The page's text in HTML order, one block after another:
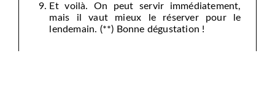
Et voilà. On peut servir immédiatement,
mais il vaut mieux le réserver pour le
lendemain. (**) Bonne dégustation !